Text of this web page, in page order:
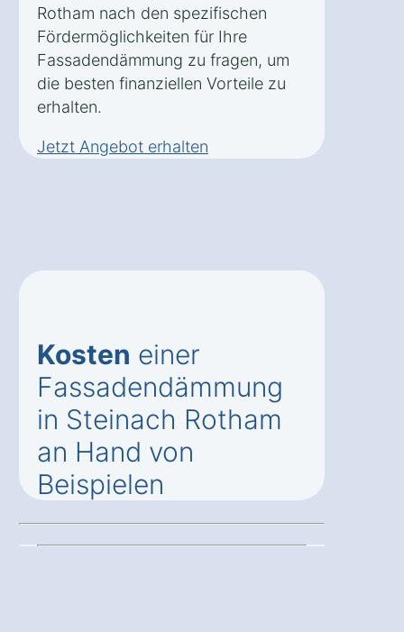
Rotham nach den spezifischen
Fördermöglichkeiten für Ihre
Fassadendämmung zu fragen, um
die besten finanziellen Vorteile zu
erhalten.
Jetzt Angebot erhalten
Kosten einer
Fassadendämmung
in Steinach Rotham
an Hand von
Beispielen